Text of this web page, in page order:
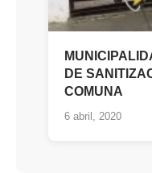
DE
COMUNA
6 abril, 2020